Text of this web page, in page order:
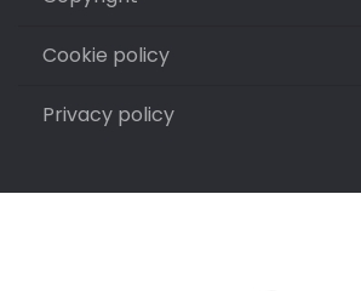
Cookie policy
Privacy policy